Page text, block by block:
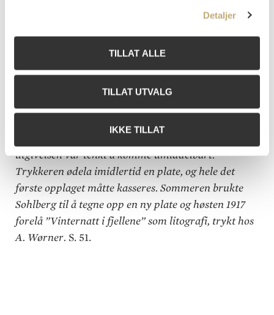
Detaljer
TILLAT ALLE
TILLAT UTVALG
IKKE TILLAT
den største versjonen av maleriet fullført. Det
Det ble gitt i gave fra J. B. Stang til galleriet i 1918.
Det tok tre år før litografiet forelå fra Sohlberg
begynte arbeidet med å overføre motivet som han
hadde utført i stort format i olje til litografisk sten.
utgivelsen var tenkt å komme umiddelbart.
Trykkeren ødela imidlertid en plate, og hele det
første opplaget måtte kasseres. Sommeren brukte
Sohlberg til å tegne opp en ny plate og høsten 1917
forelå ”Vinternatt i fjellene” som litografi, trykt hos
A. Wørner. S. 51.